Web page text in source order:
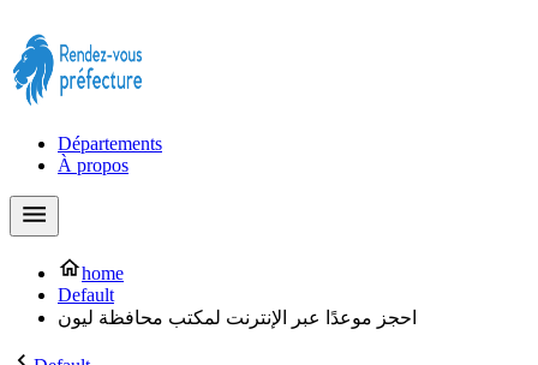
Départements
À propos
home
Default
احجز موعدًا عبر الإنترنت لمكتب محافظة ليون